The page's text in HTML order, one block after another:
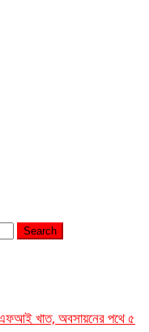
খাত, অবসায়নের পথে ৫